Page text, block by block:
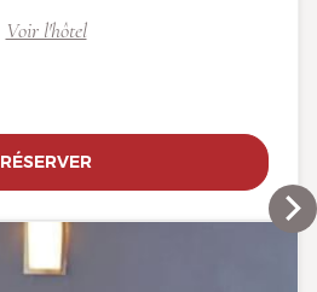
Voir l'hôtel
RÉSERVER